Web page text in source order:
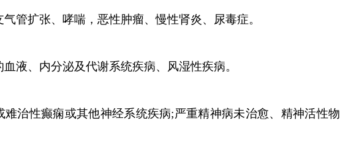
气管扩张、哮喘，恶性肿瘤、慢性肾炎、尿毒症。
血液、内分泌及代谢系统疾病、风湿性疾病。
难治性癫痫或其他神经系统疾病;严重精神病未治愈、精神活性物